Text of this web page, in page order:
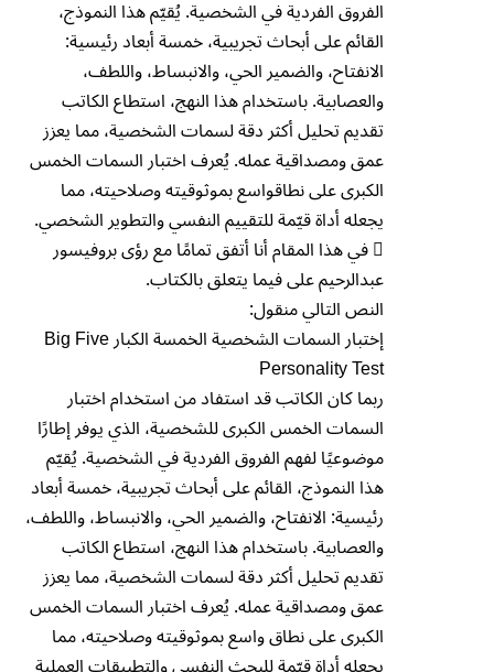
الفروق الفردية في الشخصية. يُقيّم هذا النموذج،
القائم على أبحاث تجريبية، خمسة أبعاد رئيسية:
الانفتاح، والضمير الحي، والانبساط، واللطف،
والعصابية. باستخدام هذا النهج، استطاع الكاتب
تقديم تحليل أكثر دقة لسمات الشخصية، مما يعزز
عمق ومصداقية عمله. يُعرف اختبار السمات الخمس
الكبرى على نطاقواسع بموثوقيته وصلاحيته، مما
يجعله أداة قيّمة للتقييم النفسي والتطوير الشخصي.
 في هذا المقام أنا أتفق تمامًا مع رؤى بروفيسور
عبدالرحيم على فيما يتعلق بالكتاب.
النص التالي منقول:
إختبار السمات الشخصية الخمسة الكبار Big Five
Personality Test
ربما كان الكاتب قد استفاد من استخدام اختبار
السمات الخمس الكبرى للشخصية، الذي يوفر إطارًا
موضوعيًا لفهم الفروق الفردية في الشخصية. يُقيّم
هذا النموذج، القائم على أبحاث تجريبية، خمسة أبعاد
رئيسية: الانفتاح، والضمير الحي، والانبساط، واللطف،
والعصابية. باستخدام هذا النهج، استطاع الكاتب
تقديم تحليل أكثر دقة لسمات الشخصية، مما يعزز
عمق ومصداقية عمله. يُعرف اختبار السمات الخمس
الكبرى على نطاق واسع بموثوقيته وصلاحيته، مما